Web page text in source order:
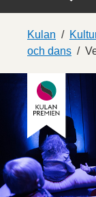
Kulan
och dans